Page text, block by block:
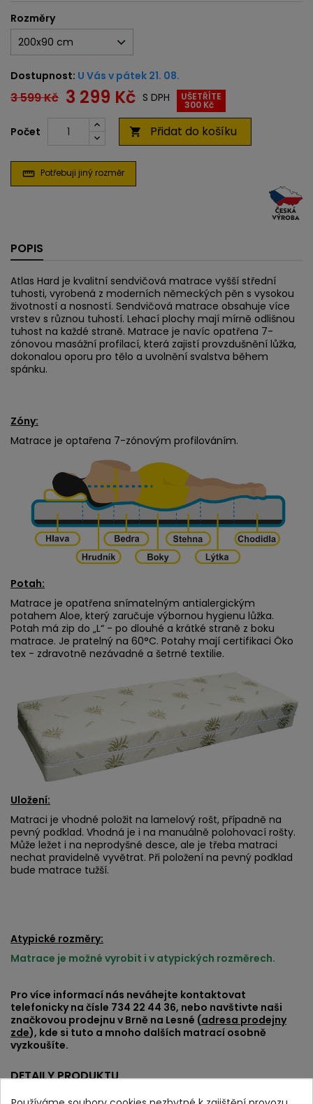
Rozměry
Dostupnost: U Vás v pátek 21. 08.
3 599 Kč 3 299 Kč S DPH UŠETŘÍTE
300 Kč
Počet  Přidat do košíku
straighten Potřebuji jiný rozměr
POPIS
Atlas Hard je kvalitní sendvičová matrace vyšší střední
tuhosti, vyrobená z moderních německých pěn s vysokou
životností a nosností. Sendvičová matrace obsahuje více
vrstev s různou tuhostí. Lehací plochy mají mírně odlišnou
tuhost na každé straně. Matrace je navíc opatřena 7-
zónovou masážní profilací, která zajistí provzdušnění lůžka,
dokonalou oporu pro tělo a uvolnění svalstva během
spánku.
Zóny:
Matrace je optařena 7-zónovým profilováním.
Potah:
Matrace je opatřena snímatelným antialergickým
potahem Aloe, který zaručuje výbornou hygienu lůžka.
Potah má zip do „L“ - po dlouhé a krátké straně z boku
matrace. Je pratelný na 60°C. Potahy mají certifikaci Öko
tex - zdravotně nezávadné a šetrné textilie.
Uložení:
Matraci je vhodné položit na lamelový rošt, případně na
pevný podklad. Vhodná je i na manuálně polohovací rošty.
Může ležet i na neprodyšné desce, ale je třeba matraci
nechat pravidelně vyvětrat. Při položení na pevný podklad
bude matrace tužší.
Atypické rozměry:
Matrace je možné vyrobit i v atypických rozměrech.
Pro více informací nás neváhejte kontaktovat
telefonicky na čísle 734 22 44 36, nebo navštivte naši
značkovou prodejnu v Brně na Lesné (adresa prodejny
zde), kde si tuto a mnoho dalších matrací osobně
vyzkoušíte.
DETAILY PRODUKTU